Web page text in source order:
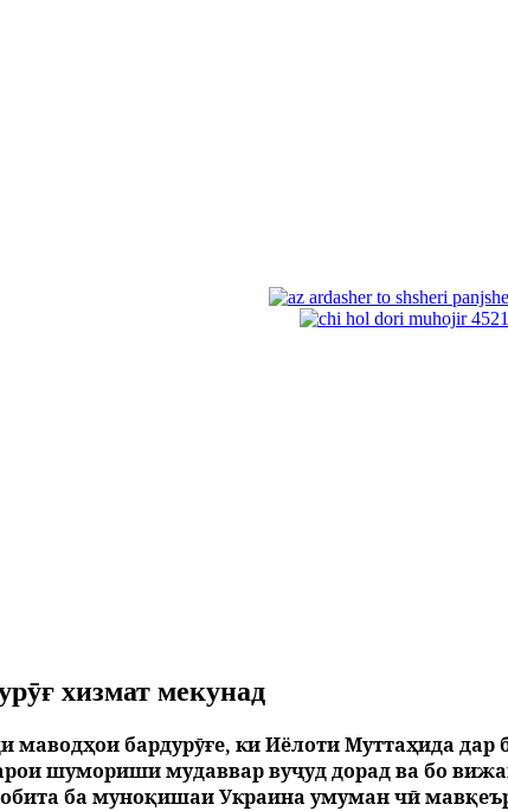
хизмат мекунад
маводҳои бардурӯғе, ки Иёлоти Муттаҳида
шумориши мудаввар вуҷуд дорад ва бо
ба муноқишаи Украина умуман чӣ